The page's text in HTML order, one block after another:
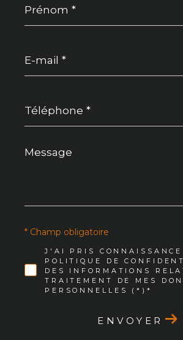
*
mail
*
*
Message
*
J'AI PRIS
POLITIQUE DE
DES INFORMATIONS
TRAITEMENT DE MES
PERSONNELLES (*)*
* Champ obligatoire
ENVOYER